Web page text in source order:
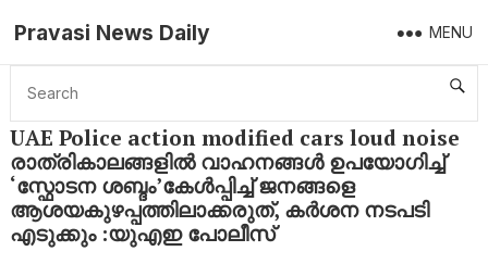
Pravasi News Daily MENU
Home Latest UAE Police action modified cars loud noise രാത്രികാലങ്ങളിൽ വാഹനങ്ങൾ ഉപയോഗിച്ച് ‘സ്ഫോടന ശബ്ദം’കേൾപ്പിച്ച് ജനങ്ങളെ ആശയകുഴപ്പത്തിലാക്കരുത്, കർശന നടപടി എടുക്കും :യുഎഇ പോലീസ്
UAE Police action modified cars loud noise
രാത്രികാലങ്ങളിൽ വാഹനങ്ങൾ ഉപയോഗിച്ച്
‘സ്ഫോടന ശബ്ദം’കേൾപ്പിച്ച് ജനങ്ങളെ
ആശയകുഴപ്പത്തിലാക്കരുത്, കർശന നടപടി
എടുക്കും :യുഎഇ പോലീസ്